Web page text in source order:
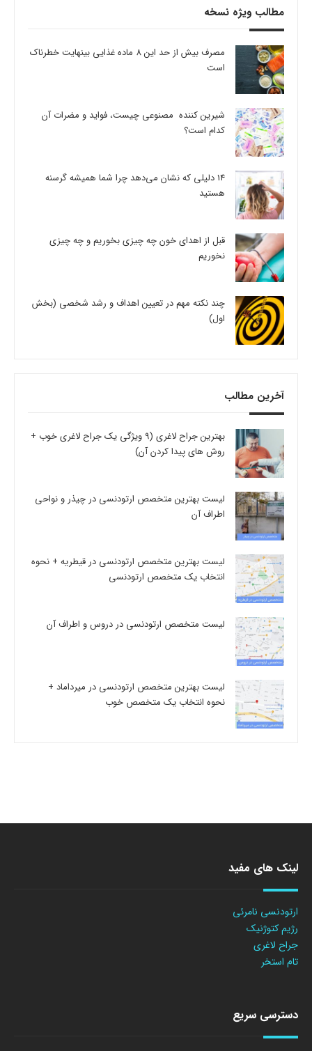
مطالب ویژه نسخه
مصرف بیش از حد این 8 ماده غذایی بینهایت خطرناک
است
شیرین کننده مصنوعی چیست، فواید و مضرات آن
کدام است؟
14 دلیلی که نشان می‌دهد چرا شما همیشه گرسنه
هستید
قبل از اهدای خون چه چیزی بخوریم و چه چیزی
نخوریم
چند نکته مهم در تعیین اهداف و رشد شخصی (بخش
اول)
آخرین مطالب
بهترین جراح لاغری (9 ویژگی یک جراح لاغری خوب +
روش های پیدا کردن آن)
لیست بهترین متخصص ارتودنسی در چیذر و نواحی
اطراف آن
لیست بهترین متخصص ارتودنسی در قیطریه + نحوه
انتخاب یک متخصص ارتودنسی
لیست متخصص ارتودنسی در دروس و اطراف آن
لیست بهترین متخصص ارتودنسی در میرداماد +
نحوه انتخاب یک متخصص خوب
لینک های مفید
ارتودنسی نامرئی
رژیم کتوژنیک
جراح لاغری
تام استخر
دسترسی سریع